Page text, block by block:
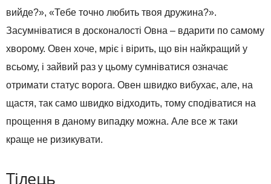
вийде?», «Тебе точно любить твоя дружина?».
Засумніватися в досконалості Овна – вдарити по самому
хворому. Овен хоче, мріє і вірить, що він найкращий у
всьому, і зайвий раз у цьому сумніватися означає
отримати статус ворога. Овен швидко вибухає, але, на
щастя, так само швидко відходить, тому сподіватися на
прощення в даному випадку можна. Але все ж таки
краще не ризикувати.
Тілець